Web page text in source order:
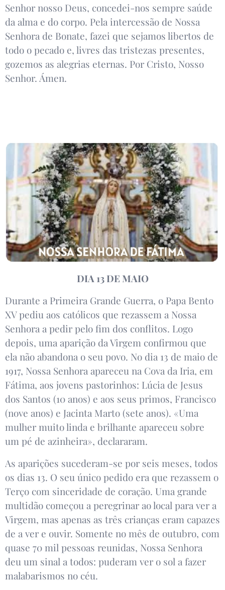
Senhor nosso Deus, concedei-nos sempre saúde
da alma e do corpo. Pela intercessão de Nossa
Senhora de Bonate, fazei que sejamos libertos de
todo o pecado e, livres das tristezas presentes,
gozemos as alegrias eternas. Por Cristo, Nosso
Senhor. Ámen.
DIA 13 DE MAIO
Durante a Primeira Grande Guerra, o Papa Bento
XV pediu aos católicos que rezassem a Nossa
Senhora a pedir pelo fim dos conflitos. Logo
depois, uma aparição da Virgem confirmou que
ela não abandona o seu povo. No dia 13 de maio de
1917, Nossa Senhora apareceu na Cova da Iria, em
Fátima, aos jovens pastorinhos: Lúcia de Jesus
dos Santos (10 anos) e aos seus primos, Francisco
(nove anos) e Jacinta Marto (sete anos). «Uma
mulher muito linda e brilhante apareceu sobre
um pé de azinheira», declararam.
As aparições sucederam-se por seis meses, todos
os dias 13. O seu único pedido era que rezassem o
Terço com sinceridade de coração. Uma grande
multidão começou a peregrinar ao local para ver a
Virgem, mas apenas as três crianças eram capazes
de a ver e ouvir. Somente no mês de outubro, com
quase 70 mil pessoas reunidas, Nossa Senhora
deu um sinal a todos: puderam ver o sol a fazer
malabarismos no céu.